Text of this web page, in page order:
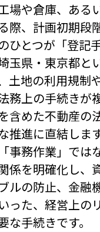
場や倉庫、ある
際、計画初期段
ひとつが「登記
玉県・東京都と
土地の利用規制
務上の手続きが
含めた不動産の
推進に直結します
事務作業」では
係を明確化し、
ルの防止、金融
った、経営上の
な手続きです。